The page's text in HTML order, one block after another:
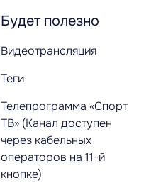
Будет полезно
Видеотрансляция
Теги
Телепрограмма «Спорт
ТВ» (Канал доступен
через кабельных
операторов на 11-й
кнопке)